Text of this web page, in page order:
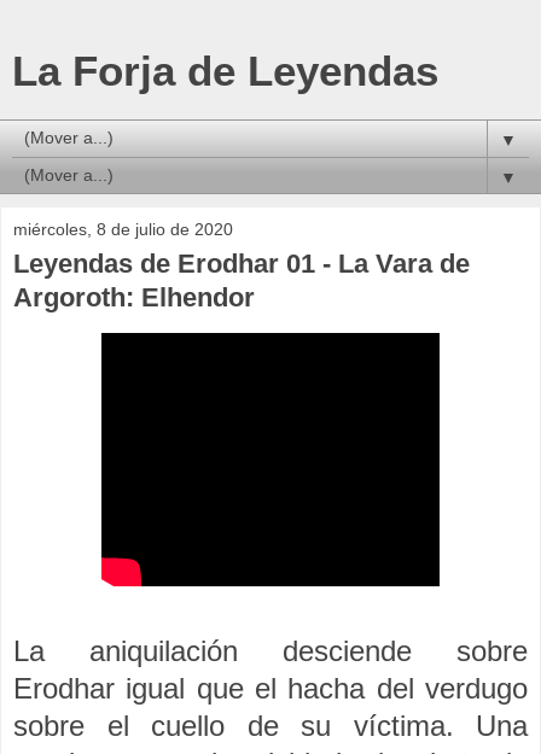
La Forja de Leyendas
▼
▼
miércoles, 8 de julio de 2020
Leyendas de Erodhar 01 - La Vara de
Argoroth: Elhendor
La aniquilación desciende sobre
Erodhar igual que el hacha del verdugo
sobre el cuello de su víctima. Una